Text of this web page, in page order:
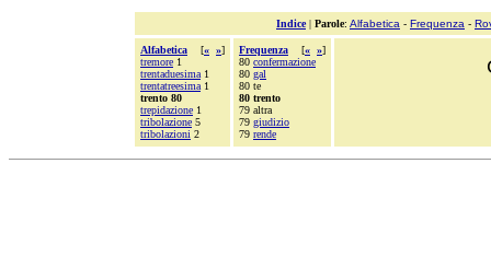
Indice| Parole: Alfabetica - Frequenza -
Alfabetica [« »]
tremore 1
trentaduesima 1
trentatreesima 1
trento 80
trepidazione 1
tribolazione 5
tribolazioni 2
Frequenza [« »]
80 confermazione
80 gal
80 te
80 trento
79 altra
79 giudizio
79 rende